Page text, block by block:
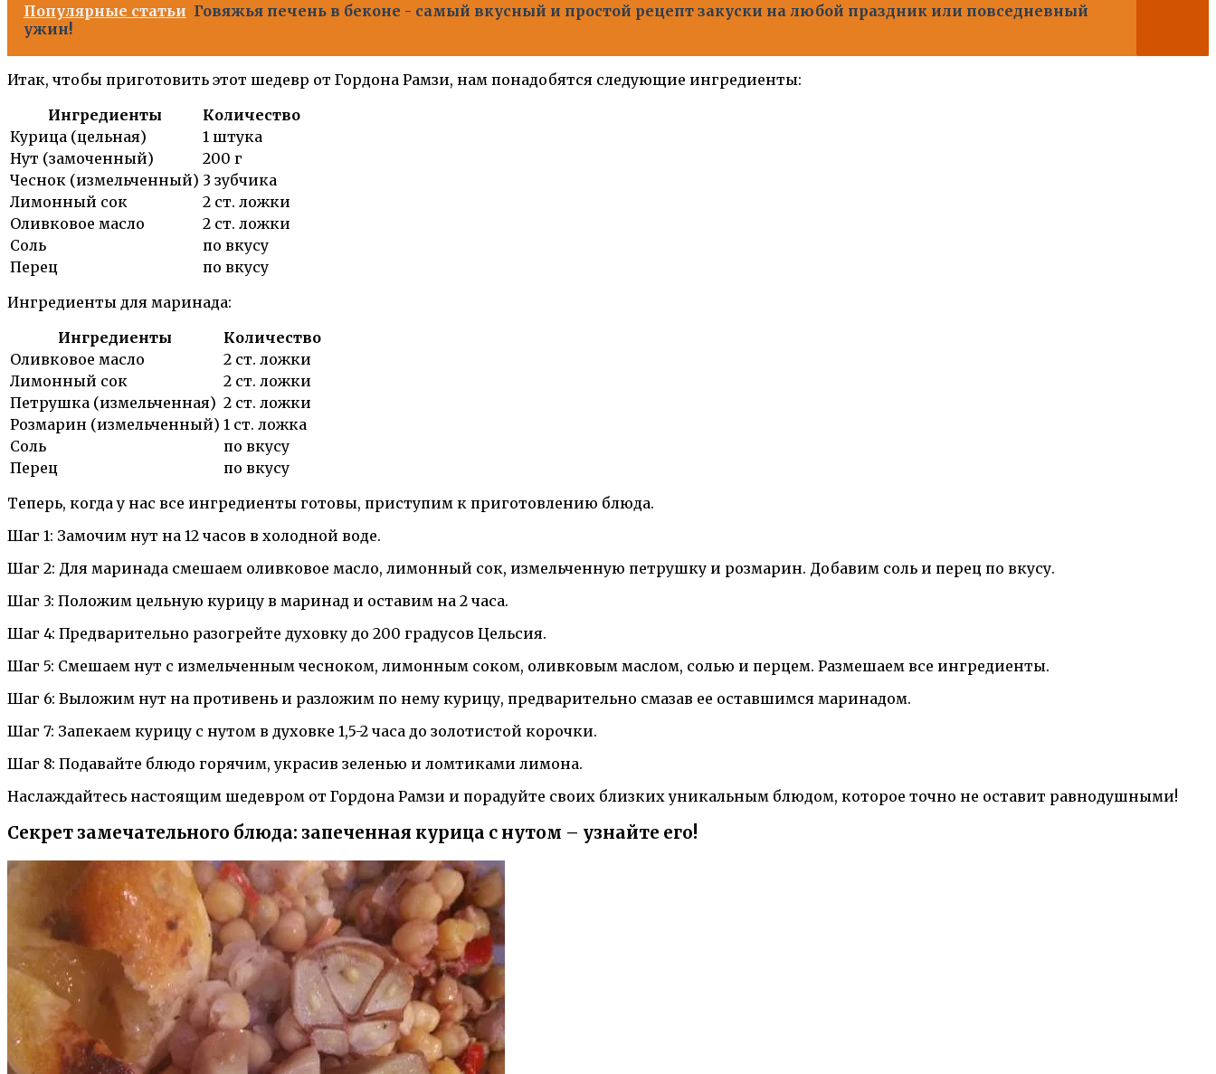
Популярные статьи Говяжья печень в беконе - самый вкусный и простой рецепт закуски на любой праздник или повседневный
ужин!
Итак, чтобы приготовить этот шедевр от Гордона Рамзи, нам понадобятся следующие ингредиенты:
Ингредиенты
Количество
Курица (цельная)
1 штука
Нут (замоченный)
200 г
Чеснок (измельченный) 3 зубчика
Лимонный сок
2 ст. ложки
Оливковое масло
2 ст. ложки
Соль
по вкусу
Перец
по вкусу
Ингредиенты для маринада:
Ингредиенты
Количество
Оливковое масло
2 ст. ложки
Лимонный сок
2 ст. ложки
Петрушка (измельченная) 2 ст. ложки
Розмарин (измельченный) 1 ст. ложка
Соль
по вкусу
Перец
по вкусу
Теперь, когда у нас все ингредиенты готовы, приступим к приготовлению блюда.
Шаг 1: Замочим нут на 12 часов в холодной воде.
Шаг 2: Для маринада смешаем оливковое масло, лимонный сок, измельченную петрушку и розмарин. Добавим соль и перец по вкусу.
Шаг 3: Положим цельную курицу в маринад и оставим на 2 часа.
Шаг 4: Предварительно разогрейте духовку до 200 градусов Цельсия.
Шаг 5: Смешаем нут с измельченным чесноком, лимонным соком, оливковым маслом, солью и перцем. Размешаем все ингредиенты.
Шаг 6: Выложим нут на противень и разложим по нему курицу, предварительно смазав ее оставшимся маринадом.
Шаг 7: Запекаем курицу с нутом в духовке 1,5-2 часа до золотистой корочки.
Шаг 8: Подавайте блюдо горячим, украсив зеленью и ломтиками лимона.
Наслаждайтесь настоящим шедевром от Гордона Рамзи и порадуйте своих близких уникальным блюдом, которое точно не оставит равнодушными!
Секрет замечательного блюда: запеченная курица с нутом – узнайте его!